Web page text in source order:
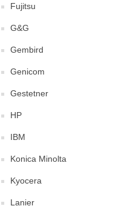
Fujitsu
G&G
Gembird
Genicom
Gestetner
HP
IBM
Konica Minolta
Kyocera
Lanier